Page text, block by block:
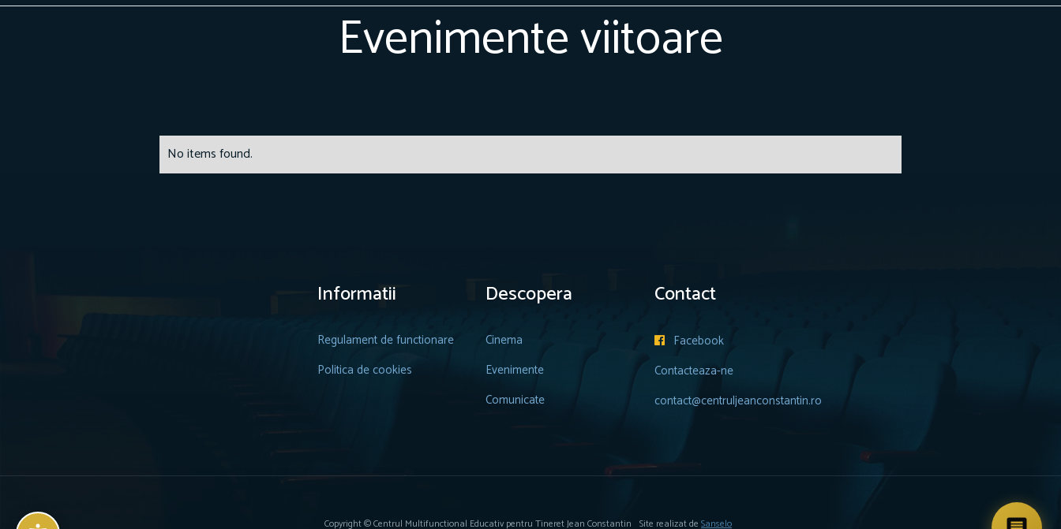
Evenimente viitoare
No items found.
Informatii
Regulament de functionare
Politica de cookies
Descopera
Cinema
Evenimente
Comunicate
Contact

Facebook
Contacteaza-ne
contact@centruljeanconstantin.ro
Copyright © Centrul Multifunctional Educativ pentru Tineret Jean Constantin Site realizat de Sanselo